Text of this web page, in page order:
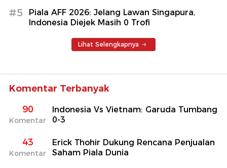
#5
Piala AFF 2026: Jelang Lawan Singapura,
Indonesia Diejek Masih 0 Trofi
Lihat Selengkapnya
Komentar Terbanyak
90
Komentar
Indonesia Vs Vietnam: Garuda Tumbang
0-3
43
Komentar
Erick Thohir Dukung Rencana Penjualan
Saham Piala Dunia